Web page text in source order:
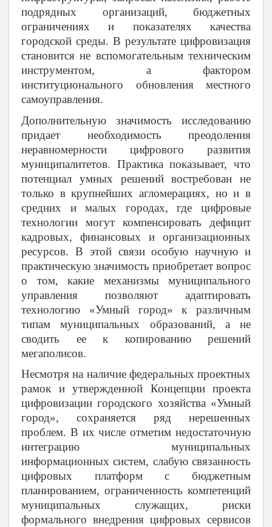
подрядных организаций, бюджетных
ограничениях и показателях качества
городской среды. В результате цифровизация
становится не вспомогательным техническим
инструментом, а фактором
институционального обновления местного
самоуправления.
Дополнительную значимость исследованию
придает необходимость преодоления
неравномерности цифрового развития
муниципалитетов. Практика показывает, что
потенциал умных решений востребован не
только в крупнейших агломерациях, но и в
средних и малых городах, где цифровые
технологии могут компенсировать дефицит
кадровых, финансовых и организационных
ресурсов. В этой связи особую научную и
практическую значимость приобретает вопрос
о том, какие механизмы муниципального
управления позволяют адаптировать
технологию «Умный город» к различным
типам муниципальных образований, а не
сводить ее к копированию решений
мегаполисов.
Несмотря на наличие федеральных проектных
рамок и утвержденной Концепции проекта
цифровизации городского хозяйства «Умный
город», сохраняется ряд нерешенных
проблем. В их числе отметим недостаточную
интеграцию муниципальных
информационных систем, слабую связанность
цифровых платформ с бюджетным
планированием, ограниченность компетенций
муниципальных служащих, риски
формального внедрения цифровых сервисов